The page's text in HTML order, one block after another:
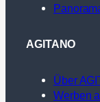
AGITANO
Über
Werben